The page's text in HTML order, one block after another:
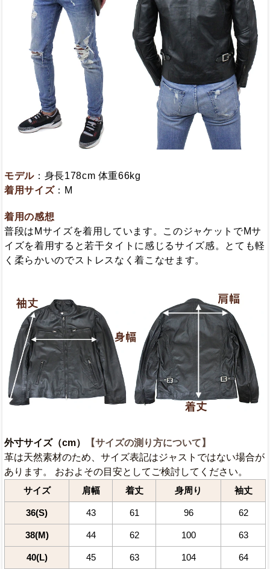
モデル：身長178cm 体重66kg
着用サイズ：M
着用の感想
普段はMサイズを着用しています。このジャケットでMサ
イズを着用すると若干タイトに感じるサイズ感。とても軽
く柔らかいのでストレスなく着こなせます。
外寸サイズ（cm）
【サイズの測り方について】
革は天然素材のため、サイズ表記はジャストではない場合が
あります。 おおよその目安としてご検討してください。
サイズ 肩幅 着丈 身周り 袖丈
36(S) 43 61 96 62
38(M) 44 62 100 63
40(L) 45 63 104 64